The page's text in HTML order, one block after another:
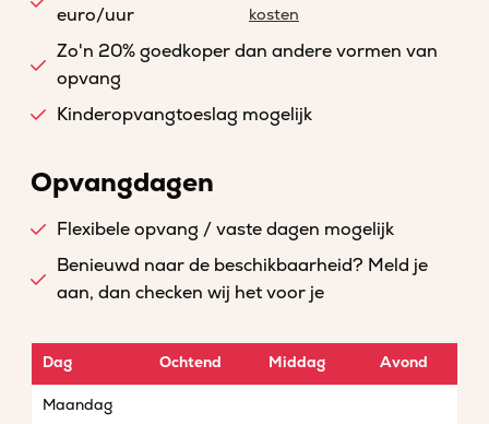
euro/uur
kosten
Zo'n 20% goedkoper dan andere vormen van
opvang
Kinderopvangtoeslag mogelijk
Opvangdagen
Flexibele opvang / vaste dagen mogelijk
Benieuwd naar de beschikbaarheid? Meld je
aan, dan checken wij het voor je
Dag Ochtend Middag Avond
Maandag